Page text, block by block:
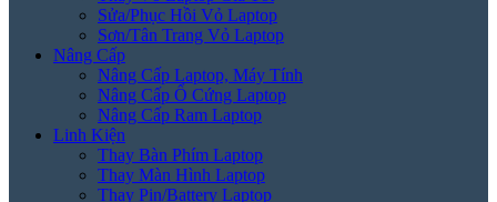
Sửa/Phục Hồi Vỏ Laptop
Sơn/Tân Trang Vỏ Laptop
Nâng Cấp
Nâng Cấp Laptop, Máy Tính
Nâng Cấp Ổ Cứng Laptop
Nâng Cấp Ram Laptop
Linh Kiện
Thay Bàn Phím Laptop
Thay Màn Hình Laptop
Thay Pin/Battery Laptop